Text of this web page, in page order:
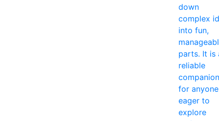
down
complex
into fun,
parts. It is
reliable
companion
for anyone
eager to
explore